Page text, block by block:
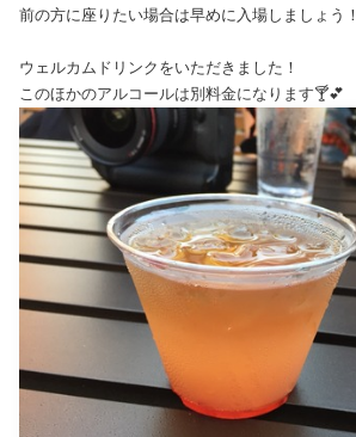
前の方に座りたい場合は早めに入場しましょう！
ウェルカムドリンクをいただきました！
このほかのアルコールは別料金になります🍸💕